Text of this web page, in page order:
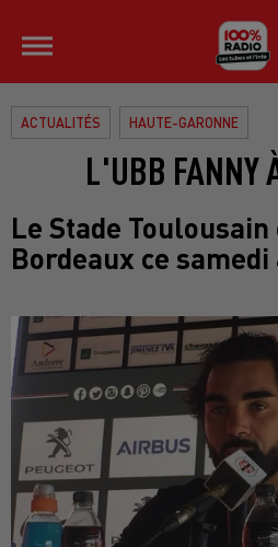
ACTUALITÉS HAUTE-GARONNE
L'UBB FANNY
Le Stade
Bordeaux ce samedi